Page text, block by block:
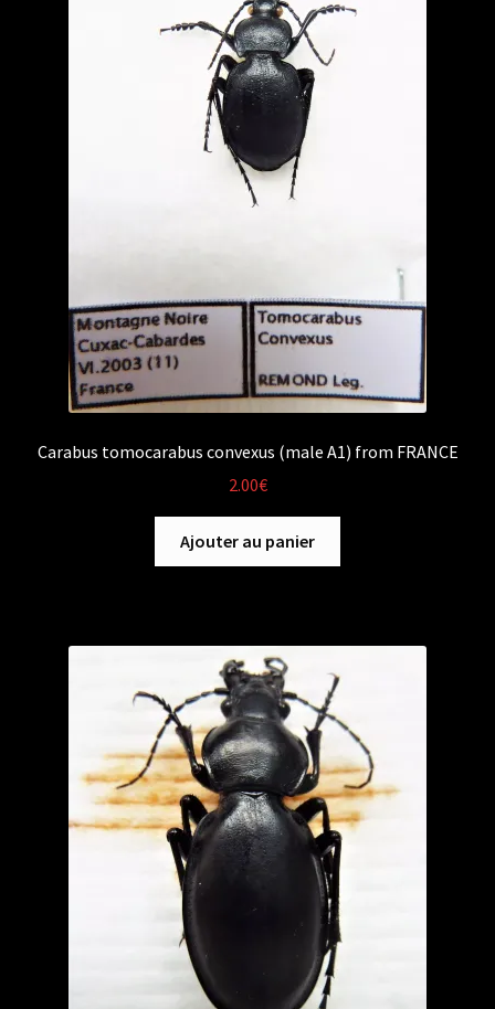
Carabus tomocarabus convexus (male A1) from FRANCE
2.00€
Ajouter au panier